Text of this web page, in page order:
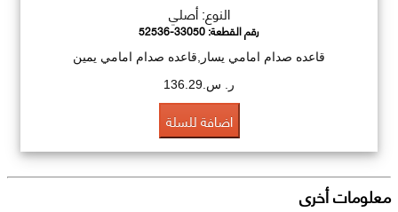
النوع: أصلي
رقم القطعة:52536-33050
قاعده صدام امامي يسار,قاعده صدام امامي يمين
ر. س.136.29
اضافة للسلة
معلومات أخرى